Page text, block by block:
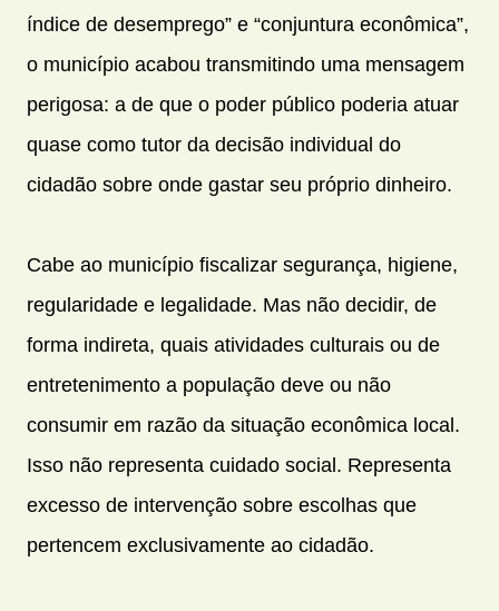
índice de desemprego” e “conjuntura econômica”,
o município acabou transmitindo uma mensagem
perigosa: a de que o poder público poderia atuar
quase como tutor da decisão individual do
cidadão sobre onde gastar seu próprio dinheiro.
Cabe ao município fiscalizar segurança, higiene,
regularidade e legalidade. Mas não decidir, de
forma indireta, quais atividades culturais ou de
entretenimento a população deve ou não
consumir em razão da situação econômica local.
Isso não representa cuidado social. Representa
excesso de intervenção sobre escolhas que
pertencem exclusivamente ao cidadão.